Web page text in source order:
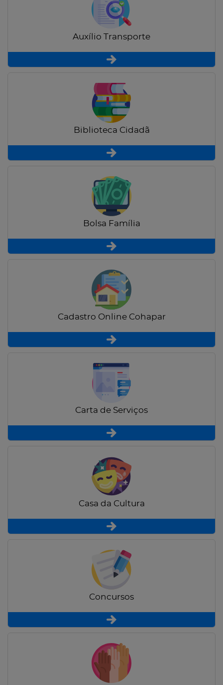
Auxílio Transporte
Biblioteca Cidadã
Bolsa Família
Cadastro Online Cohapar
Carta de Serviços
Casa da Cultura
Concursos